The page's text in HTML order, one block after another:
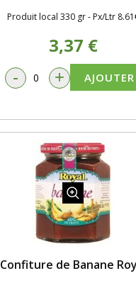
Produit local 330 gr - Px/Ltr
3,37 €
- + AJOUTER
Confiture de Banane